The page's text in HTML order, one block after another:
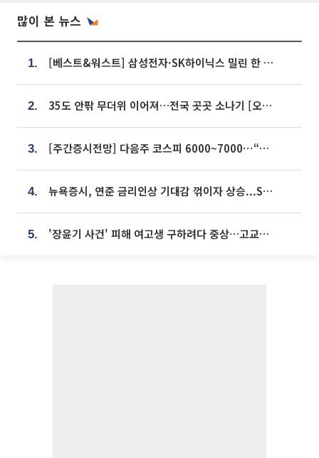
많이 본 뉴스
1. [베스트&워스트] 삼성전자·SK하이닉스 밀린 한 주…상상인증권은 85% 급등
2. 35도 안팎 무더위 이어져…전국 곳곳 소나기 [오늘 날씨]
3. [주간증시전망] 다음주 코스피 6000~7000⋯“外人 수급은 정책이 변수”
4. 뉴욕증시, 연준 금리인상 기대감 꺾이자 상승...S&P500 사상 최고치 [종합]
5. '장윤기 사건' 피해 여고생 구하려다 중상…고교생 의상자 지정